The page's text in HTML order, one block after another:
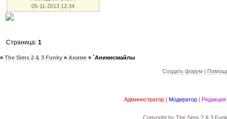
05-11-2013 12:34
Страница:1
» The Sims 2 & 3 Funky » Аниме » `Анимесмайлы
Создать форум |
Администратор | Модератор | Редакция
Copyright by The Sims 2 & 3